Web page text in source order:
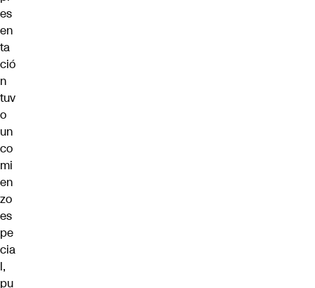
es
en
ta
ció
n
tuv
o
un
co
mi
en
zo
es
pe
cia
l,
pu